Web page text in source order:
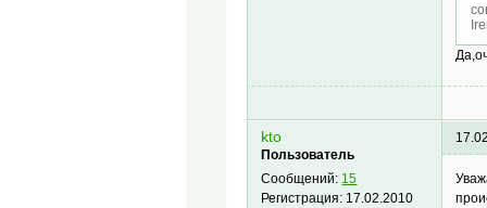
kto
Пользователь
Сообщений: 15
Регистрация: 17.02.2010